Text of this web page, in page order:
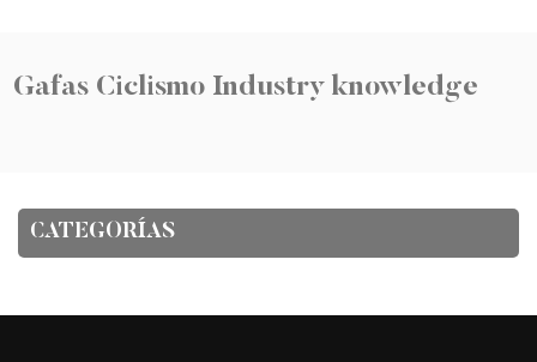
Gafas Ciclismo Industry knowledge
CATEGORÍAS